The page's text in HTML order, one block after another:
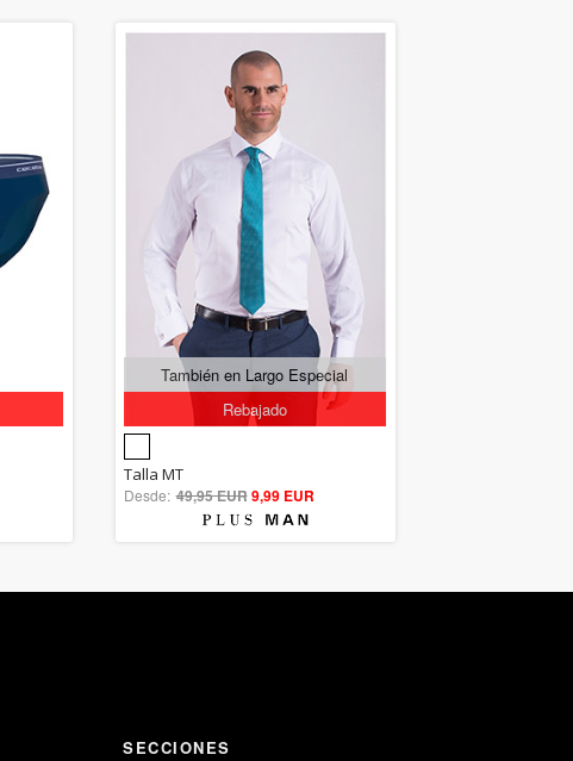
Rebajado
También en Largo Especial
out of 5
Talla MT
Desde: 49,95 EUR9,99 EUR
SECCIONES